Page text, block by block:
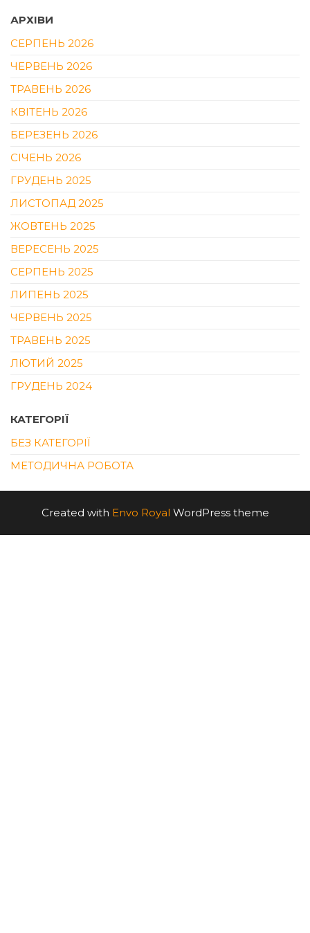
АРХІВИ
СЕРПЕНЬ 2026
ЧЕРВЕНЬ 2026
ТРАВЕНЬ 2026
КВІТЕНЬ 2026
БЕРЕЗЕНЬ 2026
СІЧЕНЬ 2026
ГРУДЕНЬ 2025
ЛИСТОПАД 2025
ЖОВТЕНЬ 2025
ВЕРЕСЕНЬ 2025
СЕРПЕНЬ 2025
ЛИПЕНЬ 2025
ЧЕРВЕНЬ 2025
ТРАВЕНЬ 2025
ЛЮТИЙ 2025
ГРУДЕНЬ 2024
КАТЕГОРІЇ
БЕЗ КАТЕГОРІЇ
МЕТОДИЧНА РОБОТА
Created with Envo Royal WordPress theme